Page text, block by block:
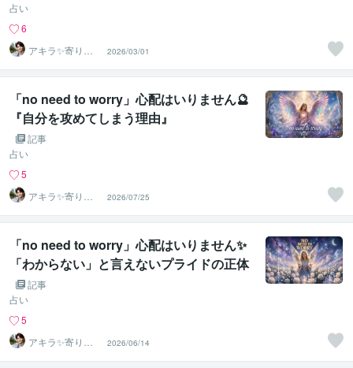
占い
6
アキラ✨寄り添
う聴き手 迷い不
安の相談室
2026/03/01
「no need to worry」心配はいりません🔮
『自分を攻めてしまう理由』
記事
占い
5
アキラ✨寄り添
う聴き手 迷い不
安の相談室
2026/07/25
「no need to worry」心配はいりません✨
「わからない」と言えないプライドの正体
記事
占い
5
アキラ✨寄り添
う聴き手 迷い不
安の相談室
2026/06/14